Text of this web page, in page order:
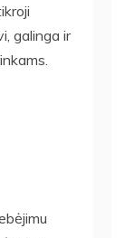
galinga ir